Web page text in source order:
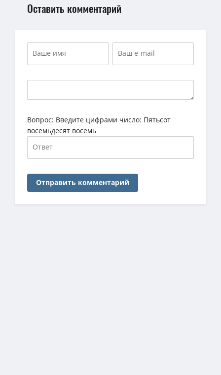
Оставить комментарий
Вопрос: Введите цифрами число: Пятьсот
восемьдесят восемь
Отправить комментарий